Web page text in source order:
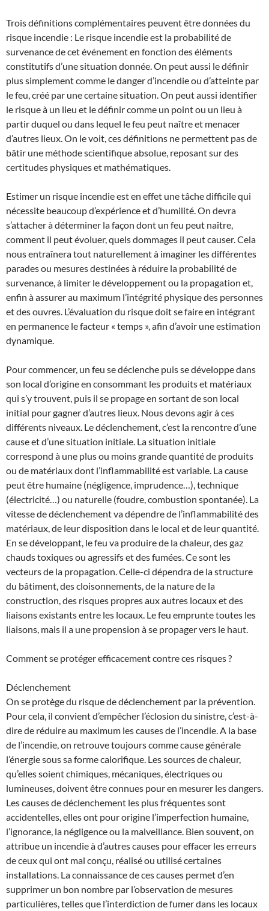
Trois définitions complémentaires peuvent être données du
risque incendie : Le risque incendie est la probabilité de
survenance de cet événement en fonction des éléments
constitutifs d’une situation donnée. On peut aussi le définir
plus simplement comme le danger d’incendie ou d’atteinte par
le feu, créé par une certaine situation. On peut aussi identifier
le risque à un lieu et le définir comme un point ou un lieu à
partir duquel ou dans lequel le feu peut naître et menacer
d’autres lieux. On le voit, ces définitions ne permettent pas de
bâtir une méthode scientifique absolue, reposant sur des
certitudes physiques et mathématiques.
Estimer un risque incendie est en effet une tâche difficile qui
nécessite beaucoup d’expérience et d’humilité. On devra
s’attacher à déterminer la façon dont un feu peut naître,
comment il peut évoluer, quels dommages il peut causer. Cela
nous entraînera tout naturellement à imaginer les différentes
parades ou mesures destinées à réduire la probabilité de
survenance, à limiter le développement ou la propagation et,
enfin à assurer au maximum l’intégrité physique des personnes
et des ouvres. L’évaluation du risque doit se faire en intégrant
en permanence le facteur « temps », afin d’avoir une estimation
dynamique.
Pour commencer, un feu se déclenche puis se développe dans
son local d’origine en consommant les produits et matériaux
qui s’y trouvent, puis il se propage en sortant de son local
initial pour gagner d’autres lieux. Nous devons agir à ces
différents niveaux. Le déclenchement, c’est la rencontre d’une
cause et d’une situation initiale. La situation initiale
correspond à une plus ou moins grande quantité de produits
ou de matériaux dont l’inflammabilité est variable. La cause
peut être humaine (négligence, imprudence…), technique
(électricité…) ou naturelle (foudre, combustion spontanée). La
vitesse de déclenchement va dépendre de l’inflammabilité des
matériaux, de leur disposition dans le local et de leur quantité.
En se développant, le feu va produire de la chaleur, des gaz
chauds toxiques ou agressifs et des fumées. Ce sont les
vecteurs de la propagation. Celle-ci dépendra de la structure
du bâtiment, des cloisonnements, de la nature de la
construction, des risques propres aux autres locaux et des
liaisons existants entre les locaux. Le feu emprunte toutes les
liaisons, mais il a une propension à se propager vers le haut.
Comment se protéger efficacement contre ces risques ?
Déclenchement
On se protège du risque de déclenchement par la prévention.
Pour cela, il convient d’empêcher l’éclosion du sinistre, c’est-à-
dire de réduire au maximum les causes de l’incendie. A la base
de l’incendie, on retrouve toujours comme cause générale
l’énergie sous sa forme calorifique. Les sources de chaleur,
qu’elles soient chimiques, mécaniques, électriques ou
lumineuses, doivent être connues pour en mesurer les dangers.
Les causes de déclenchement les plus fréquentes sont
accidentelles, elles ont pour origine l’imperfection humaine,
l’ignorance, la négligence ou la malveillance. Bien souvent, on
attribue un incendie à d’autres causes pour effacer les erreurs
de ceux qui ont mal conçu, réalisé ou utilisé certaines
installations. La connaissance de ces causes permet d’en
supprimer un bon nombre par l’observation de mesures
particulières, telles que l’interdiction de fumer dans les locaux